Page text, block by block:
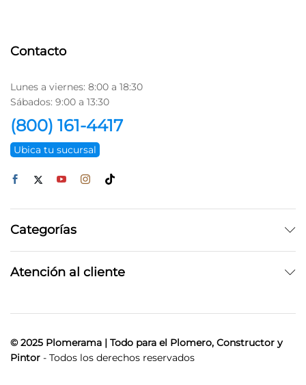
Contacto
Lunes a viernes: 8:00 a 18:30
Sábados: 9:00 a 13:30
(800) 161-4417
Ubica tu sucursal
Categorías
Atención al cliente
© 2025 Plomerama | Todo para el Plomero, Constructor y
Pintor - Todos los derechos reservados